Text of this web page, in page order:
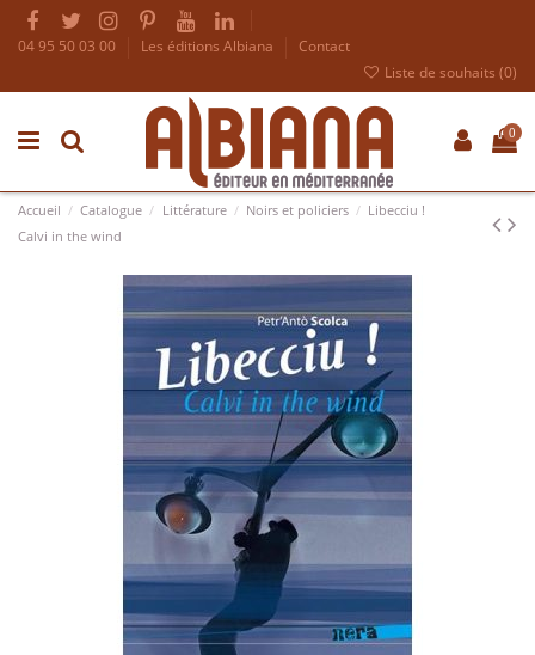
04 95 50 03 00 Les éditions Albiana
Contact
Liste de souhaits (0)
0
Accueil Catalogue Littérature Noirs et policiers
Libecciu !
Calvi in the wind